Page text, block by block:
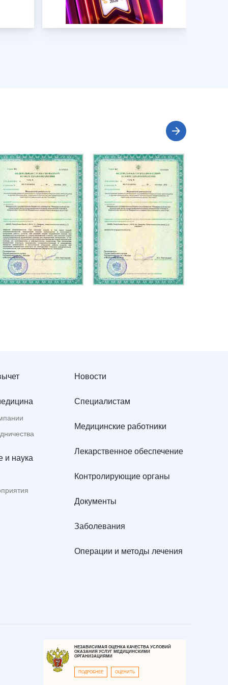
и наука
Новости
Специалистам
Медицинские работники
Лекарственное обеспечение
Контролирующие органы
Документы
Заболевания
Операции и методы лечения
НЕЗАВИСИМАЯ ОЦЕНКА КАЧЕСТВА УСЛОВИЙ
ОКАЗАНИЯ УСЛУГ МЕДИЦИНСКИМИ
ОРГАНИЗАЦИЯМИ
ПОДРОБНЕЕ ОЦЕНИТЬ